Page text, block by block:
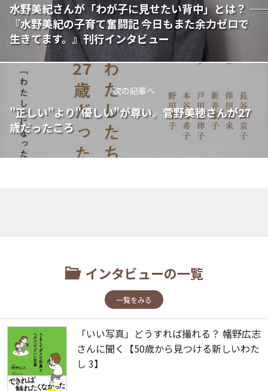
水野美紀さんが「わが子に見せたい背中」とは？ ――
『水野美紀の子育て奮闘記 今日もまた余力ゼロで
生きてます。』刊行インタビュー
次の記事へ
"正しい"より"優しい"が尊い。菅野美穂さんが27
歳だったころ
インタビューの一覧
一覧をみる
「いい写真」どうすれば撮れる？ 幡野広志
さんに聞く【50歳から見つける新しいわた
し 3】